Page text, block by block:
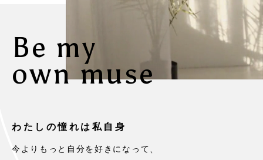
Be my
own muse
わたしの憧れは私自身
今よりもっと自分を好きになって、